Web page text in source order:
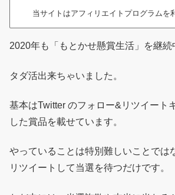
当サイトはアフィリエイトプログラムを
2020年も「もとかせ懸賞生活」を継続
タダ活出来ちゃいました。
基本はTwitter のフォロー&リツイート
した賞品を載せています。
やっていることは特別難しいことでは
リツイートして当選を待つだけです。